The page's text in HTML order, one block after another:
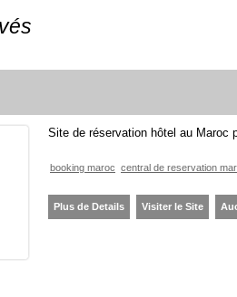
Site de réservation hôtel au Maroc
booking maroc central de reservation
Plus de Details Visiter le Site